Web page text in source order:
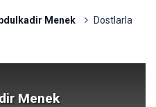
Menek
Dostlarla
Menek